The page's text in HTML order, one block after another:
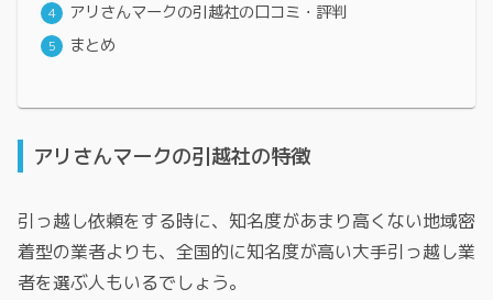
アリさんマークの引越社の口コミ・評判
まとめ
アリさんマークの引越社の特徴
引っ越し依頼をする時に、知名度があまり高くない地域密
着型の業者よりも、全国的に知名度が高い大手引っ越し業
者を選ぶ人もいるでしょう。